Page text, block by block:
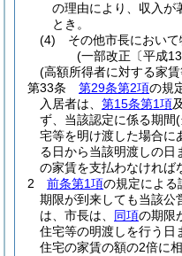
の理由により、収入が
とき。
(4)
その他市長において
(一部改正〔平成
(高額所得者に対する家
第33条
第29条第2項の規
入居者は、 第15条第1項
ず、当該認定に係る期間(
宅等を明け渡した場合に
る日から当該明渡しの日
の家賃を支払わなければ
2
前条第1項の規定による
期限が到来しても当該公
は、市長は、 同項の期限
住宅等の明渡しを行う日
住宅の家賃の額の2倍に